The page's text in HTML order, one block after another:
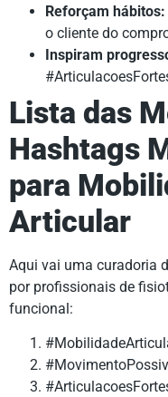
Reforçam hábitos:
o cliente do
Inspiram
Lista das
Hashtags
para
Articular
Aqui vai uma curadoria
por profissionais de
funcional: